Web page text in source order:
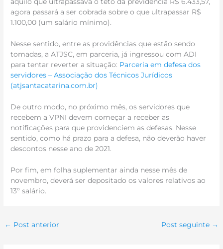
aquilo que ultrapassava o teto da previdência R$ 6.433,57,
agora passará a ser cobrada sobre o que ultrapassar R$
1.100,00 (um salário mínimo).
Nesse sentido, entre as providências que estão sendo
tomadas, a ATJSC, em parceria, já ingressou com ADI
para tentar reverter a situação: Parceria em defesa dos
servidores – Associação dos Técnicos Jurídicos
(atjsantacatarina.com.br)
De outro modo, no próximo mês, os servidores que
recebem a VPNI devem começar a receber as
notificações para que providenciem as defesas. Nesse
sentido, como há prazo para a defesa, não deverão haver
descontos nesse ano de 2021.
Por fim, em folha suplementar ainda nesse mês de
novembro, deverá ser depositado os valores relativos ao
13º salário.
← Post anterior Post seguinte →